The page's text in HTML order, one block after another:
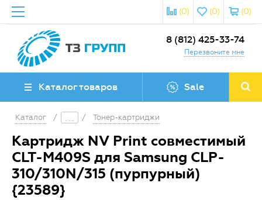
(0)
(0)
(0)
8 (812) 425-33-74
Перезвоните мне
Каталог товаров Sale
Каталог / / Тонер-картриджи
Картридж NV Print совместимый
CLT-M409S для Samsung CLP-
310/310N/315 (пурпурный)
{23589}